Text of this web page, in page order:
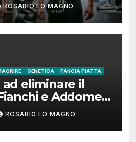
ROSARIO LO MAGNO
GENETICA PANCIA PIATTA
ad eliminare il
e Addome:
ROSARIO LO MAGNO